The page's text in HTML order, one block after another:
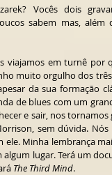
Vocês dois
sabem mas,
viajamos em turnê por
muito orgulho dos
da sua formação
de blues com um
e sair, nos
sem dúvida.
ele. Minha lembrança
lugar. Terá um
The Third Mind.